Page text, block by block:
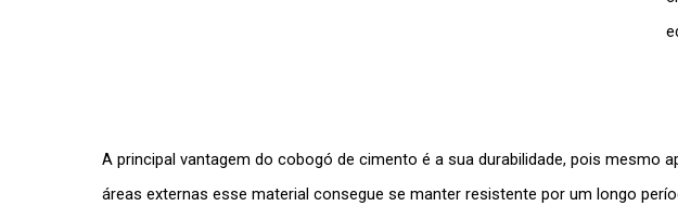
A principal vantagem docobogó de cimento é a sua durabilidade, pois mesmo
áreas externas esse material consegue se manter resistente por um longo